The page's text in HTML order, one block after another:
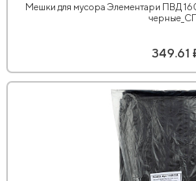
Мешки для мусора Элементари ПВД
349.61